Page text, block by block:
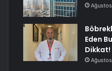
Eden
Dikkat!